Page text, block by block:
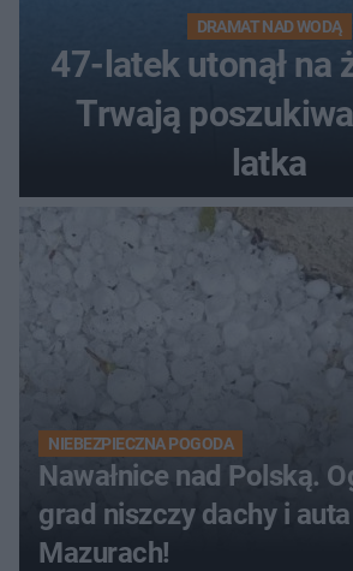
DRAMAT NAD WODĄ
47-latek utonął na
Trwają
latka
NIEBEZPIECZNA POGODA
Nawałnice nad Polską.
grad niszczy dachy i
Mazurach!